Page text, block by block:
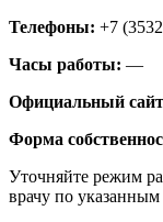
Телефоны: +7
Часы работы: —
Официальный
Форма
Уточняйте режим
врачу по